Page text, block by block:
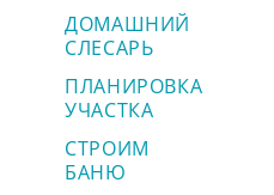
ДОМАШНИЙ
СЛЕСАРЬ
ПЛАНИРОВКА
УЧАСТКА
СТРОИМ
БАНЮ